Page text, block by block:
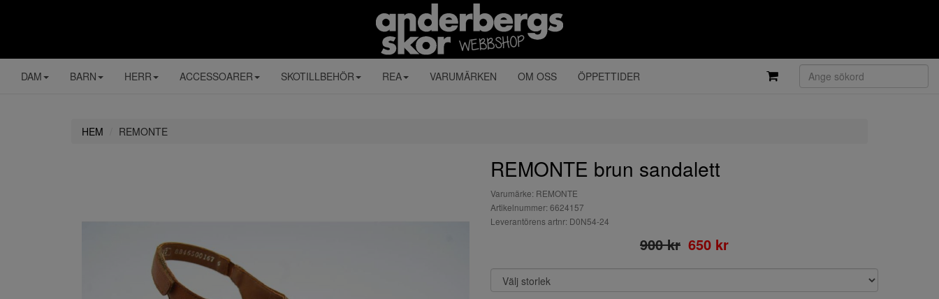
DAM BARN HERR ACCESSOARER SKOTILLBEHÖR REA VARUMÄRKEN OM OSS ÖPPETTIDER
HEM REMONTE
REMONTE brun sandalett
Varumärke: REMONTE
Artikelnummer: 6624157
Leverantörens artnr: D0N54-24
900 kr 650 kr